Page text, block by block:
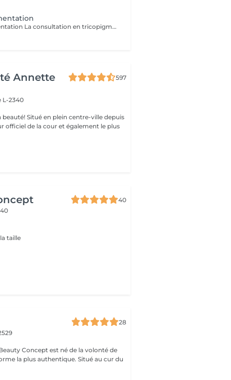
Consultation en tricopigmentation La consultation en tricopigmentation est une étape indispensable avant toute prestation. Elle permet d'analyser votre cuir chevelu, d'évaluer vos besoins et de définir un protocole personnalisé en fonction de votre type de perte capillaire, de votre carnation et du résultat souhaité. Ce rendez-vous comprend une analyse de la zone à traiter, des conseils sur la technique la plus adaptée, ainsi qu'un échange pour répondre à vos questions et vérifier l'absence de contre-indications. Le montant de la consultation est déduit du tarif de la prestation si celle-ci est réalisée dans les 2 mois suivant la consultation.
Annette
597
L-2340
ville depuis
officiel de la cour et également le plus
40
taille
28
Concept est né de la volonté de
la plus authentique. Situé au cur du